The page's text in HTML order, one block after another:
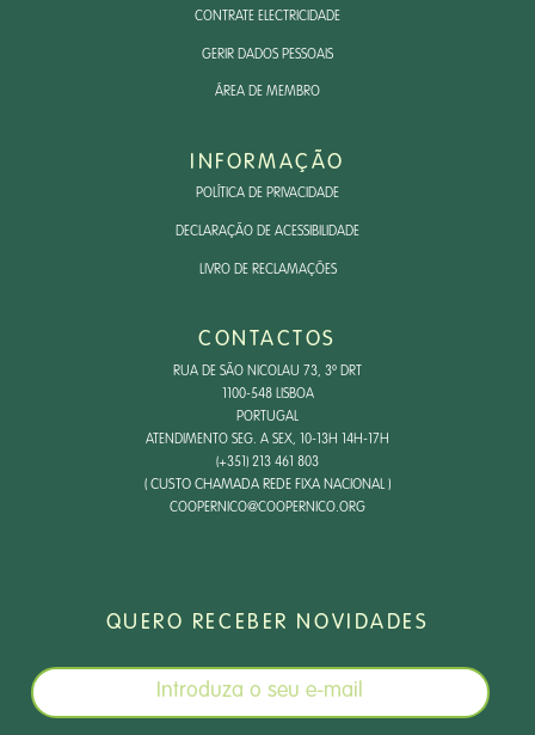
CONTRATE ELECTRICIDADE
GERIR DADOS PESSOAIS
ÁREA DE MEMBRO
INFORMAÇÃO
POLÍTICA DE PRIVACIDADE
DECLARAÇÃO DE ACESSIBILIDADE
LIVRO DE RECLAMAÇÕES
CONTACTOS
RUA DE SÃO NICOLAU 73, 3º DRT
1100-548 LISBOA
PORTUGAL
ATENDIMENTO SEG. A SEX, 10-13H 14H-17H
(+351) 213 461 803
( CUSTO CHAMADA REDE FIXA NACIONAL )
COOPERNICO@COOPERNICO.ORG
QUERO RECEBER NOVIDADES